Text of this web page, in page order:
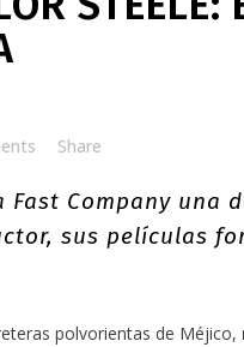
Share
Fast Company una
sus películas
polvorientas de Méjico,